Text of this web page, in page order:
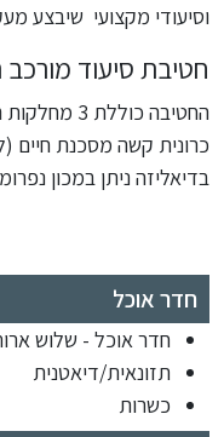
וסיעודי מקצועי שיבצע
חטיבת סיעוד
החטיבה
כרונית קשה מסכנת חיים
בדיאליזה ניתן במכון
חדר אוכל
חדר אוכל - שלוש
תזונאית/דיאטנית
כשרות